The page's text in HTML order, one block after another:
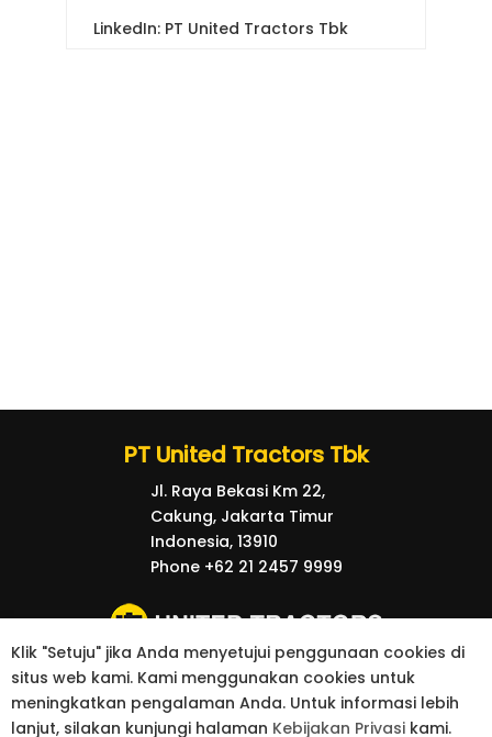
LinkedIn: PT United Tractors Tbk
Klik "Setuju" jika Anda menyetujui penggunaan cookies di
situs web kami. Kami menggunakan cookies untuk
meningkatkan pengalaman Anda. Untuk informasi lebih
lanjut, silakan kunjungi halaman Kebijakan Privasi kami.
PT United Tractors Tbk
Jl. Raya Bekasi Km 22,
Cakung, Jakarta Timur
Indonesia, 13910
Phone +62 21 2457 9999
© 2026 United Tractors all right reserved.
kebijakan Privasi Kontak